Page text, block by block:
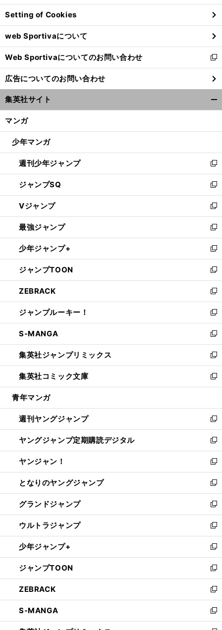
ン
ド
ウ
で
開
く
Setting of Cookies
web Sportivaについて
Web Sportivaについてのお問い合わせ
新
し
い
ウ
ィ
ン
ウ
開
く
広告についてのお問い合わせ
集英社サイト
マンガ
少年マンガ
週刊少年ジャンプ
新
し
い
ウ
ィ
ン
ド
ウ
で
開
く
ジャンプSQ
新
し
い
ウ
ィ
ン
ド
ウ
で
開
く
Vジャンプ
新
し
い
ウ
ィ
ン
ド
ウ
で
開
く
最強ジャンプ
新
し
い
ウ
ィ
ン
ド
ウ
で
開
く
少年ジャンプ+
新
し
い
ウ
ィ
ン
ド
ウ
で
開
く
ジャンプTOON
新
し
い
ウ
ィ
ン
ド
ウ
で
開
く
ZEBRACK
新
し
い
ウ
ィ
ン
ド
ウ
で
開
ジャンプルーキー！
新
し
い
ウ
ィ
ン
ド
ウ
開
く
S-MANGA
新
し
い
ウ
ィ
ン
ウ
で
開
く
集英社ジャンプリミックス
新
し
い
ウ
ン
ド
ウ
で
開
く
集英社コミック文庫
新
し
ウ
ィ
ン
ド
ウ
で
開
く
青年マンガ
週刊ヤングジャンプ
新
し
い
ウ
ィ
ン
ド
ウ
で
開
く
ヤングジャンプ定期購読デジタル
新
し
い
ウ
ィ
ン
ド
ウ
で
開
く
ヤンジャン！
新
し
い
ウ
ィ
ン
ド
ウ
で
開
く
となりのヤングジャンプ
新
し
い
ウ
ィ
ン
ド
ウ
で
開
く
グランドジャンプ
新
し
い
ウ
ィ
ン
ド
ウ
で
開
く
ウルトラジャンプ
新
し
い
ウ
ィ
ン
ド
ウ
で
開
少年ジャンプ+
新
し
い
ウ
ィ
ン
ド
ウ
ジャンプTOON
新
し
い
ウ
ィ
ン
ZEBRACK
新
し
い
ウ
S-MANGA
新
し